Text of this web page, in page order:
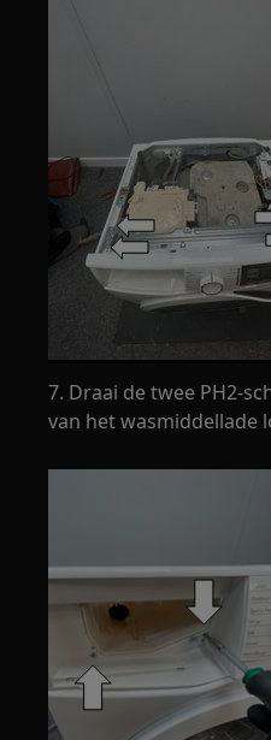
7. Draai de twee PH2-
van het wasmiddellade